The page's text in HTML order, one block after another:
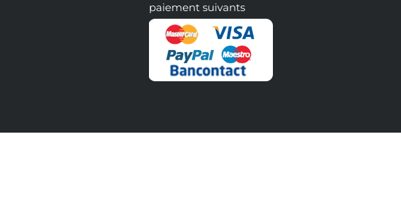
paiement suivants